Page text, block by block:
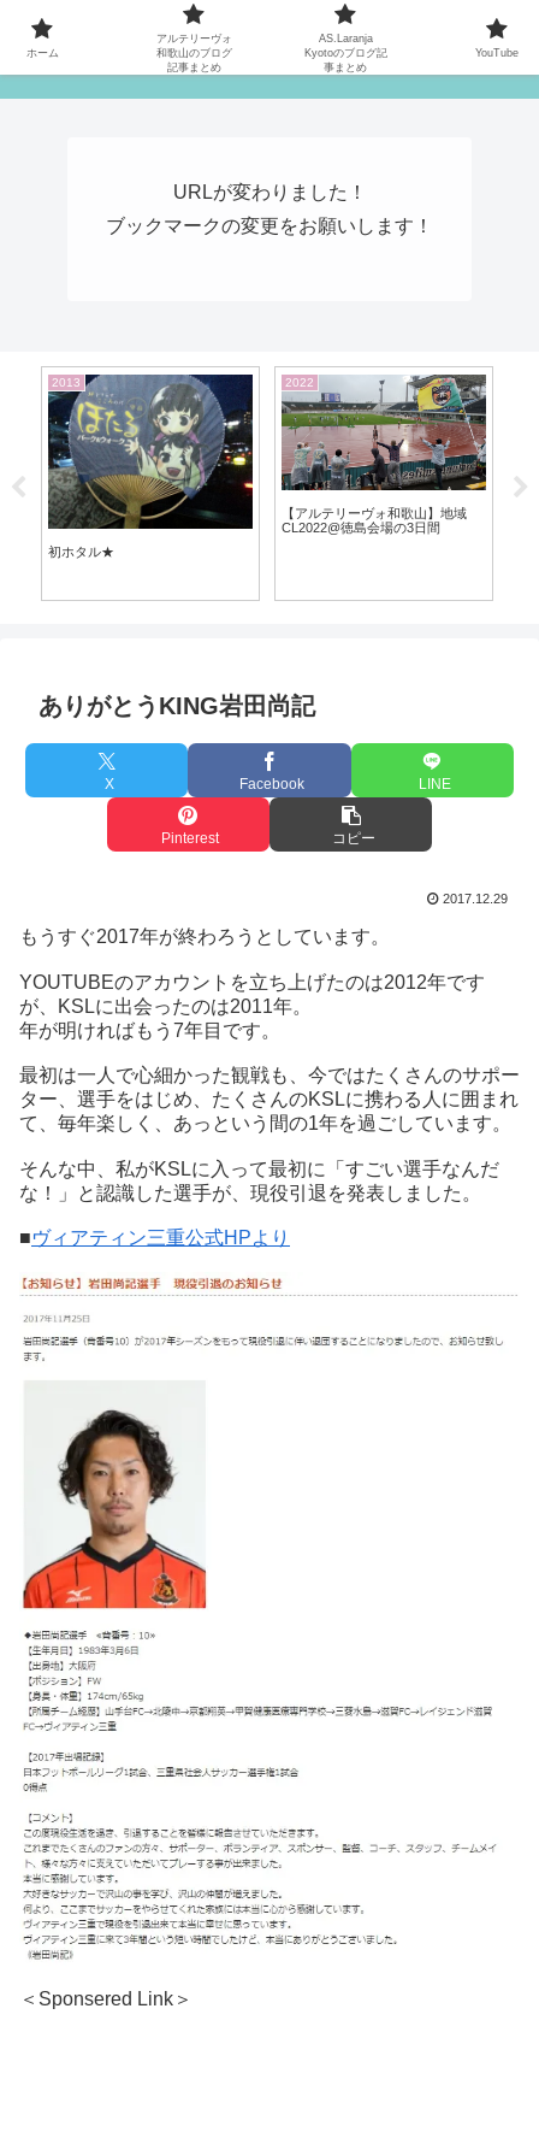
MATYの関西サッカーリーグ応援日記
URLが変わりました！
ブックマークの変更をお願いします！
2020
【アルテリーヴォ和歌山】ホーム
紀三井寺での開幕戦は快勝の4-0！
2026
【AS.Laranja Kyoto】第6節vs守山
侍2000（260606）
ありがとうKING岩田尚記
X Facebook LINE
Pinterest コピー
2017.12.29
もうすぐ2017年が終わろうとしています。
YOUTUBEのアカウントを立ち上げたのは2012年です
が、KSLに出会ったのは2011年。
年が明ければもう7年目です。
最初は一人で心細かった観戦も、今ではたくさんのサポー
ター、選手をはじめ、たくさんのKSLに携わる人に囲まれ
て、毎年楽しく、あっという間の1年を過ごしています。
そんな中、私がKSLに入って最初に「すごい選手なんだ
な！」と認識した選手が、現役引退を発表しました。
■ヴィアティン三重公式HPより
＜Sponsered Link＞
ホーム
アルテリーヴォ
和歌山のブログ
記事まとめ
AS.Laranja
Kyotoのブログ記
事まとめ
YouTube